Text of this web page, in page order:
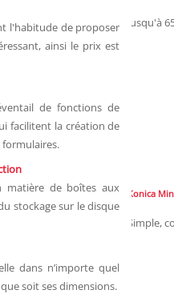
l'habitude de proposer
ainsi le prix est
de fonctions de
facilitent la création de
matière de boîtes aux
stockage sur le disque
dans n’importe quel
soit ses dimensions.
Jusqu'à
Konica
Simple,